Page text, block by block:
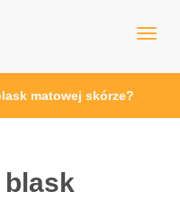
matowej skórze?